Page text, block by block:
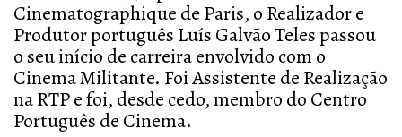
Cinematographique de Paris, o Realizador e
Produtor português Luís Galvão Teles passou
o seu início de carreira envolvido com o
Cinema Militante. Foi Assistente de Realização
na RTP e foi, desde cedo, membro do Centro
Português de Cinema.